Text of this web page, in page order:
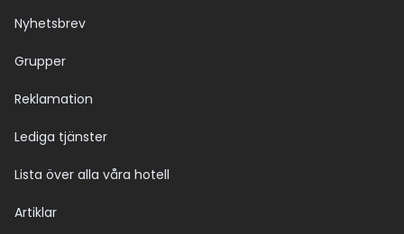
Nyhetsbrev
Grupper
Reklamation
Lediga tjänster
Lista över alla våra hotell
Artiklar